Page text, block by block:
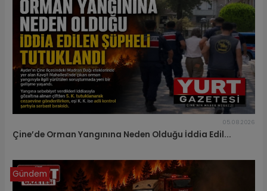
05.08.2026
Çine’de Orman Yangınına Neden Olduğu İddia Edil...
Gündem